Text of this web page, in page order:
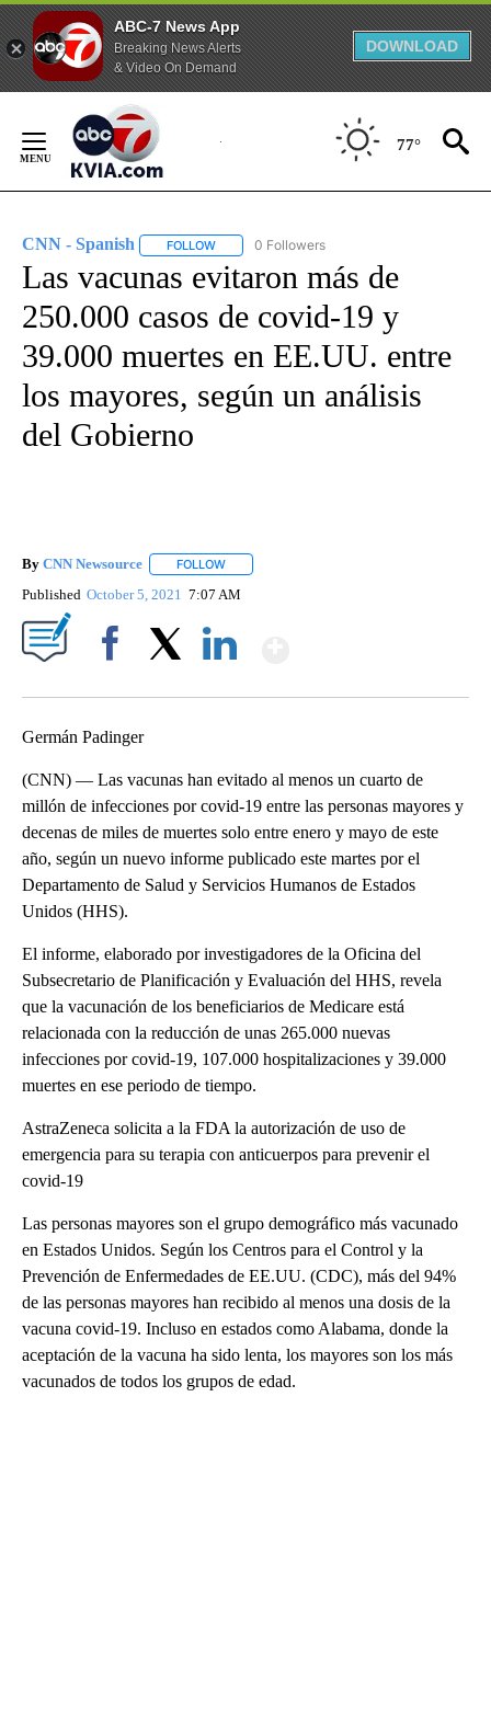
ABC-7 News App
Breaking News Alerts
& Video On Demand
DOWNLOAD
Content
77°
CNN - Spanish FOLLOW FOLLOW "CNN - SPANISH" TO RECEIVE
0 Followers
Las vacunas evitaron más de
250.000 casos de covid-19 y
39.000 muertes en EE.UU. entre
los mayores, según un análisis
del Gobierno
By CNN Newsource FOLLOW
Published October 5, 2021 7:07 AM
Germán Padinger
(CNN) — Las vacunas han evitado al menos un cuarto de
millón de infecciones por covid-19 entre las personas mayores y
decenas de miles de muertes solo entre enero y mayo de este
año, según un nuevo informe publicado este martes por el
Departamento de Salud y Servicios Humanos de Estados
Unidos (HHS).
El informe, elaborado por investigadores de la Oficina del
Subsecretario de Planificación y Evaluación del HHS, revela
que la vacunación de los beneficiarios de Medicare está
relacionada con la reducción de unas 265.000 nuevas
infecciones por covid-19, 107.000 hospitalizaciones y 39.000
muertes en ese periodo de tiempo.
AstraZeneca solicita a la FDA la autorización de uso de
emergencia para su terapia con anticuerpos para prevenir el
covid-19
Las personas mayores son el grupo demográfico más vacunado
en Estados Unidos. Según los Centros para el Control y la
Prevención de Enfermedades de EE.UU. (CDC), más del 94%
de las personas mayores han recibido al menos una dosis de la
vacuna covid-19. Incluso en estados como Alabama, donde la
aceptación de la vacuna ha sido lenta, los mayores son los más
vacunados de todos los grupos de edad.